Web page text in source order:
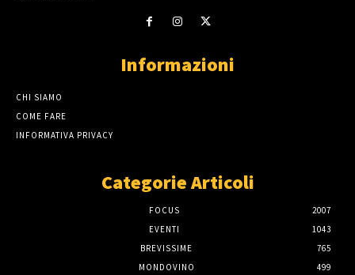
Informazioni
CHI SIAMO
COME FARE
INFORMATIVA PRIVACY
Categorie Articoli
FOCUS
2007
EVENTI
1043
BREVISSIME
765
MONDOVINO
499